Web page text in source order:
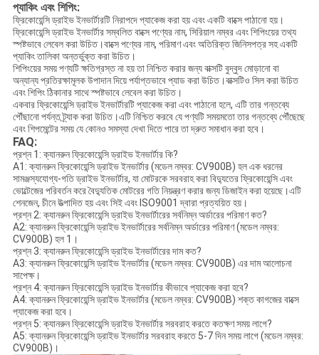
প্যাকিং এবং শিপিং:
ফ্রিকোয়েন্সি ড্রাইভ ইনভার্টারটি নিরাপদে প্যাকেজ করা হয় এবং একটি বাক্সে পাঠানো হয়।
ফ্রিকোয়েন্সি ড্রাইভ ইনভার্টার সম্বলিত বাক্সে পণ্যের নাম, সিরিয়াল নম্বর এবং শিপিংয়ের তথ্য
স্পষ্টভাবে লেবেল করা উচিত।বাক্সে পণ্যের নাম, পরিমাণ এবং অতিরিক্ত জিনিসপত্র সহ একটি
প্যাকিং তালিকা অন্তর্ভুক্ত করা উচিত।
শিপিংয়ের সময় পণ্যটি ক্ষতিগ্রস্ত না হয় তা নিশ্চিত করার জন্য বাক্সটি বুদ্বুদ মোড়ানো বা
অন্যান্য প্রতিরক্ষামূলক উপাদান দিয়ে পর্যাপ্তভাবে প্যাড করা উচিত।বাক্সটিও সিল করা উচিত
এবং শিপিং ঠিকানার সাথে স্পষ্টভাবে লেবেল করা উচিত।
একবার ফ্রিকোয়েন্সি ড্রাইভ ইনভার্টারটি প্যাকেজ করা এবং পাঠানো হলে, এটি তার গন্তব্যে
পৌঁছানো পর্যন্ত ট্র্যাক করা উচিত।এটি নিশ্চিত করবে যে পণ্যটি সময়মতো তার গন্তব্যে পৌঁছেছে
এবং শিপমেন্টের সময় যে কোনও সমস্যা দেখা দিতে পারে তা দ্রুত সমাধান করা হবে।
FAQ:
প্রশ্ন 1: ক্যানরুন ফ্রিকোয়েন্সি ড্রাইভ ইনভার্টার কি?
A1: ক্যানরুন ফ্রিকোয়েন্সি ড্রাইভ ইনভার্টার (মডেল নম্বর: CV900B) হল এক ধরনের
সামঞ্জস্যযোগ্য-গতি ড্রাইভ ইনভার্টার, যা মোটরকে সরবরাহ করা বিদ্যুতের ফ্রিকোয়েন্সি এবং
ভোল্টেজের পরিবর্তন করে বৈদ্যুতিক মোটরের গতি নিয়ন্ত্রণ করার জন্য ডিজাইন করা হয়েছে।এটি
শেনজেন, চীনে উত্পাদিত হয় এবং সিই এবং ISO9001 দ্বারা প্রত্যয়িত হয়।
প্রশ্ন 2: ক্যানরুন ফ্রিকোয়েন্সি ড্রাইভ ইনভার্টারের সর্বনিম্ন অর্ডারের পরিমাণ কত?
A2: ক্যানরুন ফ্রিকোয়েন্সি ড্রাইভ ইনভার্টারের সর্বনিম্ন অর্ডারের পরিমাণ (মডেল নম্বর:
CV900B) হল 1।
প্রশ্ন 3: ক্যানরুন ফ্রিকোয়েন্সি ড্রাইভ ইনভার্টারের দাম কত?
A3: ক্যানরুন ফ্রিকোয়েন্সি ড্রাইভ ইনভার্টার (মডেল নম্বর: CV900B) এর দাম আলোচনা
সাপেক্ষ।
প্রশ্ন 4: ক্যানরুন ফ্রিকোয়েন্সি ড্রাইভ ইনভার্টার কীভাবে প্যাকেজ করা হবে?
A4: ক্যানরুন ফ্রিকোয়েন্সি ড্রাইভ ইনভার্টার (মডেল নম্বর: CV900B) শক্ত কাগজের বাক্সে
প্যাকেজ করা হবে।
প্রশ্ন 5: ক্যানরুন ফ্রিকোয়েন্সি ড্রাইভ ইনভার্টার সরবরাহ করতে কতক্ষণ সময় লাগে?
A5: ক্যানরুন ফ্রিকোয়েন্সি ড্রাইভ ইনভার্টার সরবরাহ করতে 5-7 দিন সময় লাগে (মডেল নম্বর:
CV900B)।